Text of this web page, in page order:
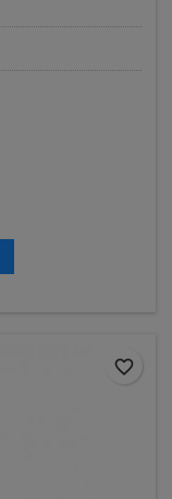
favorite_border